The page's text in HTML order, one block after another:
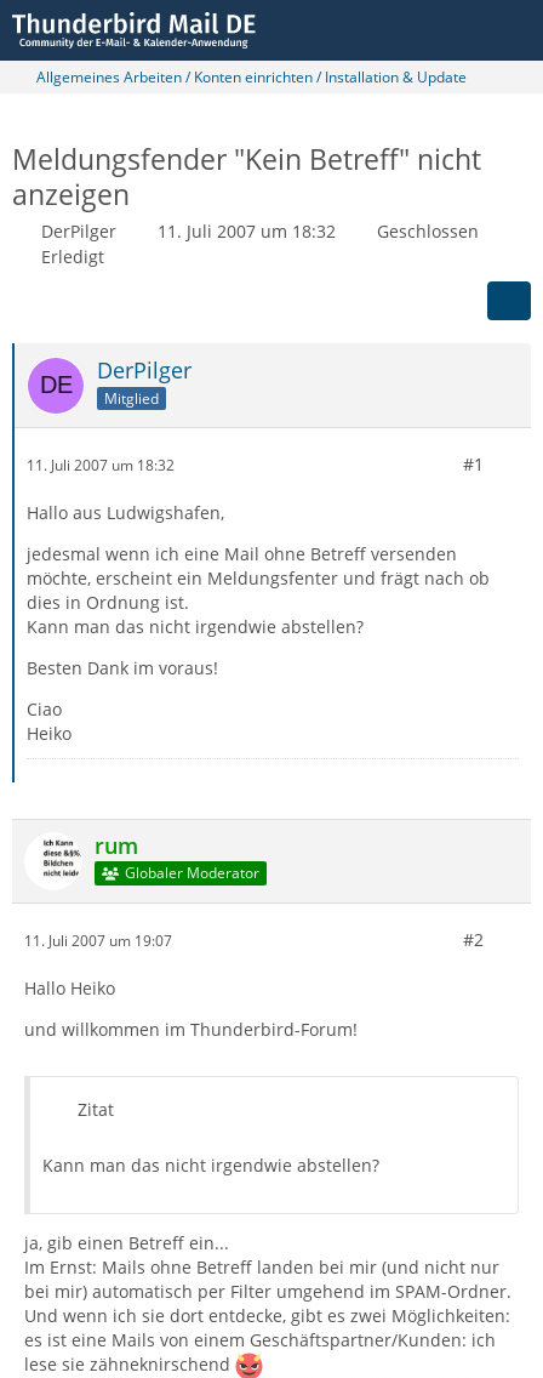
Allgemeines Arbeiten / Konten einrichten / Installation & Update
Meldungsfender "Kein Betreff" nicht
anzeigen
DerPilger 11. Juli 2007 um 18:32
Geschlossen
Erledigt
DerPilger
Mitglied
11. Juli 2007 um 18:32 #1
Hallo aus Ludwigshafen,
jedesmal wenn ich eine Mail ohne Betreff versenden
möchte, erscheint ein Meldungsfenter und frägt nach ob
dies in Ordnung ist.
Kann man das nicht irgendwie abstellen?
Besten Dank im voraus!
Ciao
Heiko
rum
Globaler Moderator
11. Juli 2007 um 19:07 #2
Hallo Heiko
und willkommen im Thunderbird-Forum!
Zitat
Kann man das nicht irgendwie abstellen?
ja, gib einen Betreff ein...
Im Ernst: Mails ohne Betreff landen bei mir (und nicht nur
bei mir) automatisch per Filter umgehend im SPAM-Ordner.
Und wenn ich sie dort entdecke, gibt es zwei Möglichkeiten:
es ist eine Mails von einem Geschäftspartner/Kunden: ich
lese sie zähneknirschend